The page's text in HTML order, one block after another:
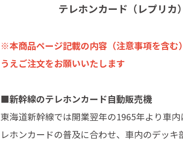
テレホンカード（レプリカ
※本商品ページ記載の内容（注意事項を含む
うえご注文をお願いいたします
■新幹線のテレホンカード自動販売機
東海道新幹線では開業翌年の1965年より車
レホンカードの普及に合わせ、車内のデッ